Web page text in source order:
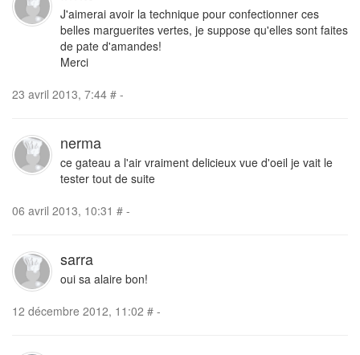
J'aimerai avoir la technique pour confectionner ces
belles marguerites vertes, je suppose qu'elles sont faites
de pate d'amandes!
Merci
23 avril 2013, 7:44 # -
nerma
ce gateau a l'air vraiment delicieux vue d'oeil je vait le
tester tout de suite
06 avril 2013, 10:31 # -
sarra
oui sa alaire bon!
12 décembre 2012, 11:02 # -